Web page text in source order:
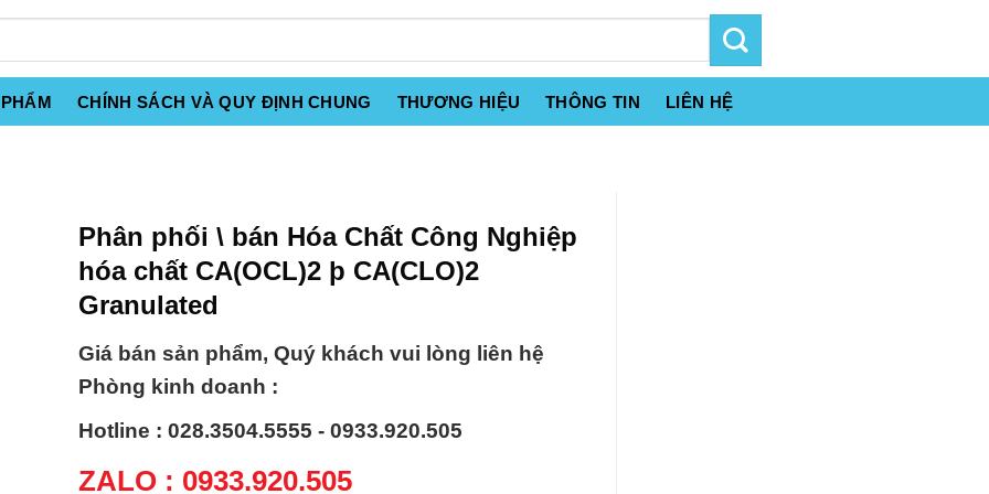
CHÍNH SÁCH VÀ QUY ĐỊNH CHUNG THƯƠNG HIỆU THÔNG TIN LIÊN HỆ
Phân phối \ bán Hóa Chất Công Nghiệp
hóa chất CA(OCL)2 þ CA(CLO)2
Granulated
Giá bán sản phẩm, Quý khách vui lòng liên hệ
Phòng kinh doanh :
Hotline : 028.3504.5555 - 0933.920.505
ZALO : 0933.920.505